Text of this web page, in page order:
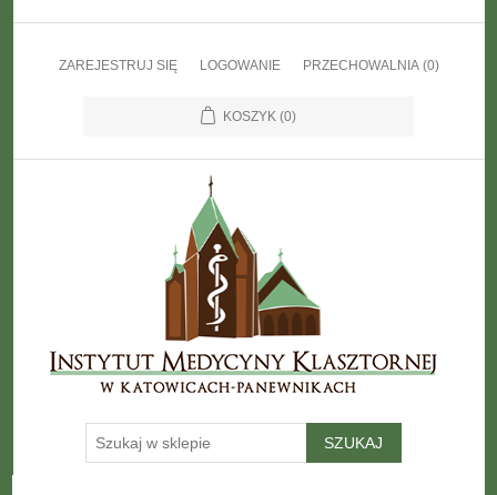
ZAREJESTRUJ SIĘ LOGOWANIE PRZECHOWALNIA (0)
KOSZYK (0)